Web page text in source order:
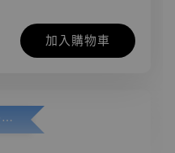
加入購物車
加購優惠【悟空 鳥山明紀念款 [奇蹟工作室]】